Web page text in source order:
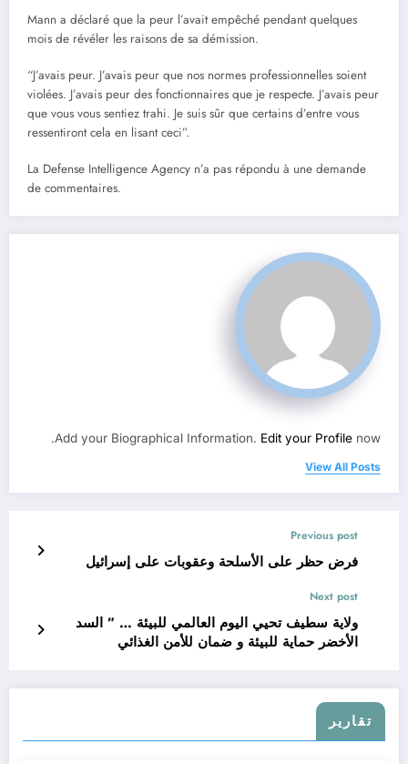
Mann a déclaré que la peur l’avait empêché pendant quelques
mois de révéler les raisons de sa démission.
“J’avais peur. J’avais peur que nos normes professionnelles soient
violées. J’avais peur des fonctionnaires que je respecte. J’avais peur
que vous vous sentiez trahi. Je suis sûr que certains d’entre vous
ressentiront cela en lisant ceci”.
La Defense Intelligence Agency n’a pas répondu à une demande
de commentaires.
Add your Biographical Information. Edit your Profile now.
View All Posts
Previous post
فرض حظر على الأسلحة وعقوبات على إسرائيل
Next post
ولاية سطيف تحيي اليوم العالمي للبيئة … ” السد
الأخضر حماية للبيئة و ضمان للأمن الغذائي
تقارير